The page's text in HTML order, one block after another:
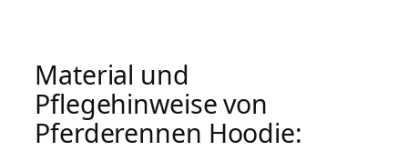
Material und
Pflegehinweise von
Pferderennen Hoodie: